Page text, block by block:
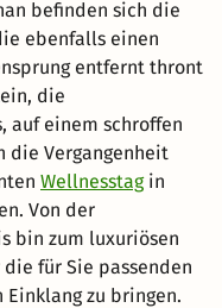
befinden sich die
ebenfalls einen
entfernt thront
die
auf einem schroffen
die Vergangenheit
Wellnesstagin
Von der
bin zum luxuriösen
für Sie passenden
zu bringen.